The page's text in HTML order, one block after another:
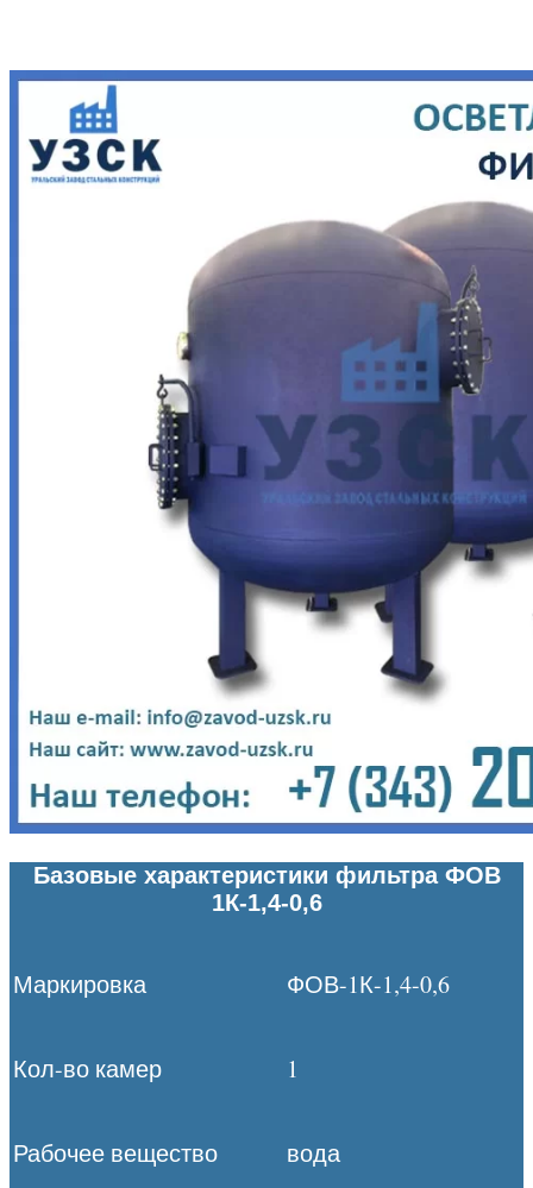
Базовые характеристики фильтра ФОВ
1К-1,4-0,6
Маркировка ФОВ-1К-1,4-0,6
Кол-во камер 1
Рабочее вещество вода